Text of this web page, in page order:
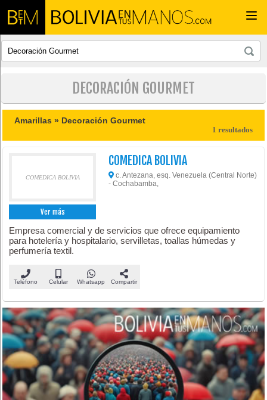
DECORACIÓN GOURMET
Amarillas » Decoración Gourmet
1 resultados
COMEDICA BOLIVIA
Ver más
COMEDICA BOLIVIA
c. Antezana, esq. Venezuela (Central Norte)
- Cochabamba,
Empresa comercial y de servicios que ofrece equipamiento
para hotelería y hospitalario, servilletas, toallas húmedas y
perfumería textil.
Teléfono Celular Whatsapp Compartir